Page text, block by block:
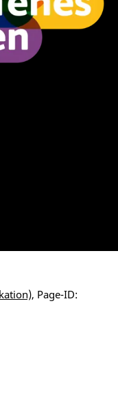
, Page-ID: